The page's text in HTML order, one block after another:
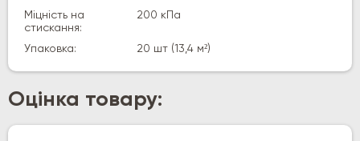
Міцність на
стискання:
200 кПа
Упаковка: 20 шт (13,4 м²)
Оцінка товару: